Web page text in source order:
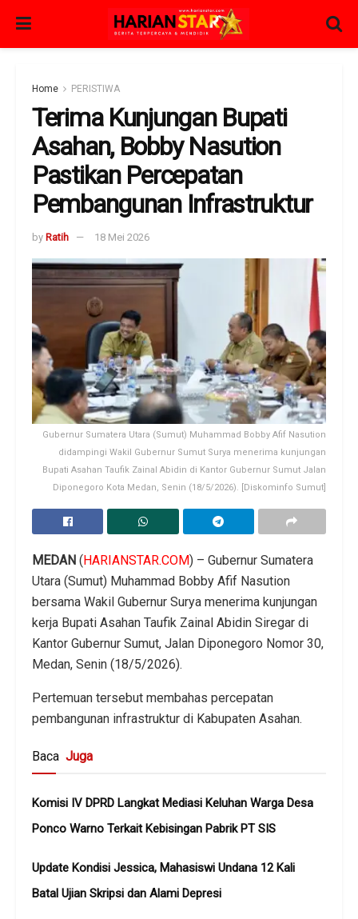
Home PERISTIWA
Terima Kunjungan Bupati
Asahan, Bobby Nasution
Pastikan Percepatan
Pembangunan Infrastruktur
by Ratih 18 Mei 2026
Gubernur Sumatera Utara (Sumut) Muhammad Bobby Afif Nasution
didampingi Wakil Gubernur Sumut Surya menerima kunjungan
Bupati Asahan Taufik Zainal Abidin di Kantor Gubernur Sumut Jalan
Diponegoro Kota Medan, Senin (18/5/2026). [Diskominfo Sumut]
MEDAN (HARIANSTAR.COM) – Gubernur Sumatera
Utara (Sumut) Muhammad Bobby Afif Nasution
bersama Wakil Gubernur Surya menerima kunjungan
kerja Bupati Asahan Taufik Zainal Abidin Siregar di
Kantor Gubernur Sumut, Jalan Diponegoro Nomor 30,
Medan, Senin (18/5/2026).
Pertemuan tersebut membahas percepatan
pembangunan infrastruktur di Kabupaten Asahan.
Baca Juga
Komisi IV DPRD Langkat Mediasi Keluhan Warga Desa
Ponco Warno Terkait Kebisingan Pabrik PT SIS
Update Kondisi Jessica, Mahasiswi Undana 12 Kali
Batal Ujian Skripsi dan Alami Depresi